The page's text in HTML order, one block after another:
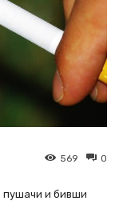
0
569
пушачи и бивши